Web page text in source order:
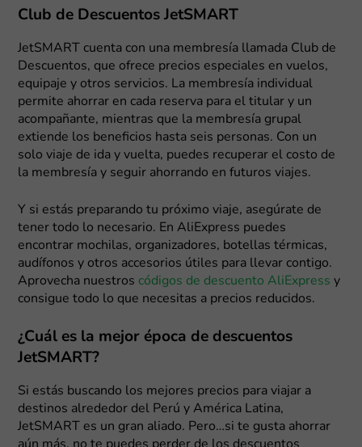
Club de Descuentos JetSMART
JetSMART cuenta con una membresía llamada Club de
Descuentos, que ofrece precios especiales en vuelos,
equipaje y otros servicios. La membresía individual
permite ahorrar en cada reserva para el titular y un
acompañante, mientras que la membresía grupal
extiende los beneficios hasta seis personas. Con un
solo viaje de ida y vuelta, puedes recuperar el costo de
la membresía y seguir ahorrando en futuros viajes.
Y si estás preparando tu próximo viaje, asegúrate de
tener todo lo necesario. En AliExpress puedes
encontrar mochilas, organizadores, botellas térmicas,
audífonos y otros accesorios útiles para llevar contigo.
Aprovecha nuestros códigos de descuento AliExpress y
consigue todo lo que necesitas a precios reducidos.
¿Cuál es la mejor época de descuentos
JetSMART?
Si estás buscando los mejores precios para viajar a
destinos alrededor del Perú y América Latina,
JetSMART es un gran aliado. Pero…si te gusta ahorrar